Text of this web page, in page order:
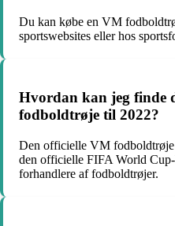
Du kan købe en VM
sportswebsites eller hos
Hvordan kan jeg finde
fodboldtrøje til 2022?
Den officielle VM
den officielle FIFA World
forhandlere af fodboldtrøjer.